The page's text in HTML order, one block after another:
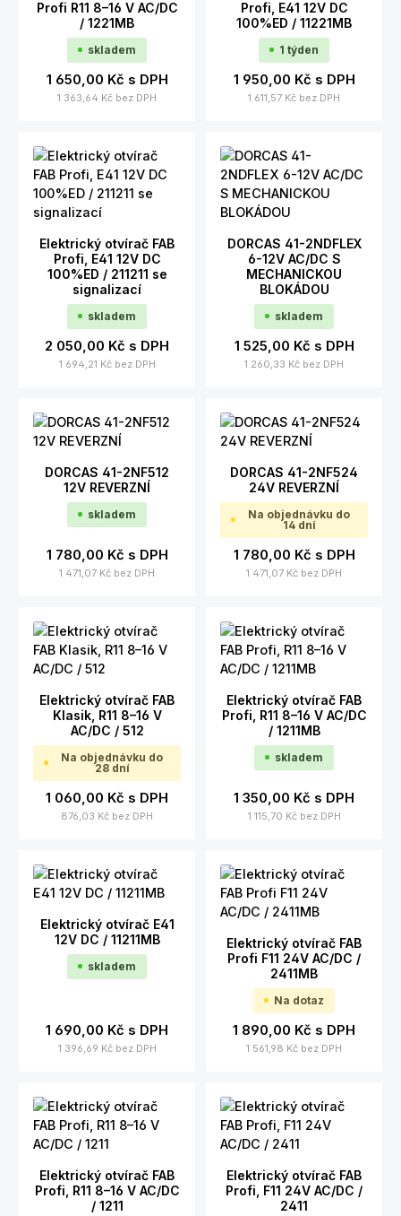
Profi R11 8–16 V AC/DC
/ 1221MB
skladem
1 650,00 Kč s DPH
1 363,64 Kč bez DPH
Profi, E41 12V DC
100%ED / 11221MB
1 týden
1 950,00 Kč s DPH
1 611,57 Kč bez DPH
Elektrický otvírač FAB
Profi, E41 12V DC
100%ED / 211211 se
signalizací
skladem
2 050,00 Kč s DPH
1 694,21 Kč bez DPH
DORCAS 41-2NDFLEX
6-12V AC/DC S
MECHANICKOU
BLOKÁDOU
skladem
1 525,00 Kč s DPH
1 260,33 Kč bez DPH
DORCAS 41-2NF512
12V REVERZNÍ
skladem
1 780,00 Kč s DPH
1 471,07 Kč bez DPH
DORCAS 41-2NF524
24V REVERZNÍ
Na objednávku do
14 dní
1 780,00 Kč s DPH
1 471,07 Kč bez DPH
Elektrický otvírač FAB
Klasik, R11 8–16 V
AC/DC / 512
Na objednávku do
28 dní
1 060,00 Kč s DPH
876,03 Kč bez DPH
Elektrický otvírač FAB
Profi, R11 8–16 V AC/DC
/ 1211MB
skladem
1 350,00 Kč s DPH
1 115,70 Kč bez DPH
Elektrický otvírač E41
12V DC / 11211MB
skladem
1 690,00 Kč s DPH
1 396,69 Kč bez DPH
Elektrický otvírač FAB
Profi F11 24V AC/DC /
2411MB
Na dotaz
1 890,00 Kč s DPH
1 561,98 Kč bez DPH
Elektrický otvírač FAB
Profi, R11 8–16 V AC/DC
/ 1211
Elektrický otvírač FAB
Profi, F11 24V AC/DC /
2411